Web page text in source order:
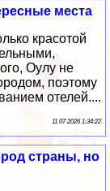
места
красотой
Оулу не
поэтому
отелей....
11 07 2026 1:34:22
страны, но